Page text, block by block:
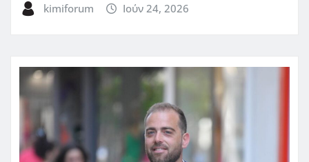
kimiforum Ιούν 24, 2026